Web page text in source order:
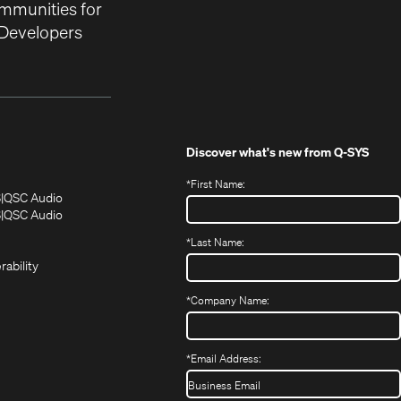
for
(Opens
in
QSC Audio(Opens
in
QSC Audio(Opens
Discover what's new fromQ-SYS
*First Name:
*Last Name:
*Company Name:
*Email Address: